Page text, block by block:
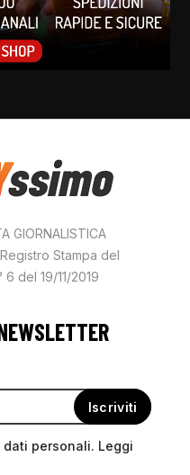
GIORNALISTICA
Stampa del
6 del 19/11/2019
personali. Leggi